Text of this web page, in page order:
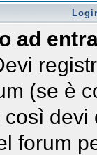
ad
(se è
forum